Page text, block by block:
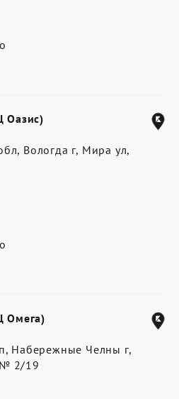
Оазис)
Вологда г, Мира ул,
Омега)
Набережные Челны г,
2/19